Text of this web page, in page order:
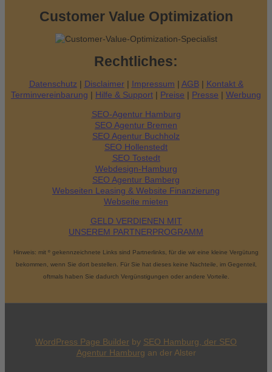
Customer Value Optimization
Rechtliches:
Datenschutz | Disclaimer| Impressum | AGB| Kontakt &
Terminvereinbarung | Hilfe & Support | Preise | Presse | Werbung
SEO-Agentur Hamburg
SEO Agentur Bremen
SEO Agentur Buchholz
SEO Hollenstedt
SEO Tostedt
Webdesign-Hamburg
SEO Agentur Bamberg
Webseiten Leasing & Website Finanzierung
Webseite mieten
GELD VERDIENEN MIT
UNSEREM PARTNERPROGRAMM
Hinweis: mit º gekennzeichnete Links sind Partnerlinks, für die wir eine kleine Vergütung
bekommen, wenn Sie dort bestellen. Für Sie hat dieses keine Nachteile, im Gegenteil,
oftmals haben Sie dadurch Vergünstigungen oder andere Vorteile.
WordPress Page Builder by SEO Hamburg, der SEO
Agentur Hamburg an der Alster